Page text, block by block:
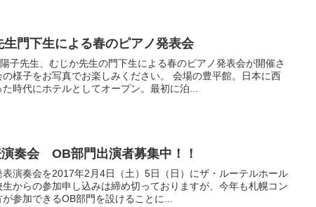
門下生による春のピアノ発表会
子先生、むじか先生の門下生による春のピアノ発表会が開催さ
様子をお写真でお楽しみください。 会場の豊平館。日本に西
時代にホテルとしてオープン。最初に泊...
奏会 OB部門出演者募集中！！
演奏会を2017年2月4日（土）5日（日）にザ・ルーテルホール
からの参加申し込みは締め切っておりますが、今年も札幌コン
参加できるOB部門を設けることに...